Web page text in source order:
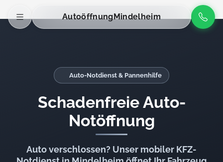
AutoöffnungMindelheim
Auto-Notdienst & Pannenhilfe
Schadenfreie Auto-
Notöffnung
Auto verschlossen? Unser mobiler KFZ-